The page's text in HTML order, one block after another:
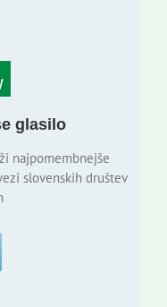
glasilo
najpomembnejše
slovenskih društev